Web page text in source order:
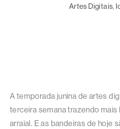
Artes Digitais,
A temporada junina de artes
terceira semana trazendo mais
arraial. E as bandeiras de hoje